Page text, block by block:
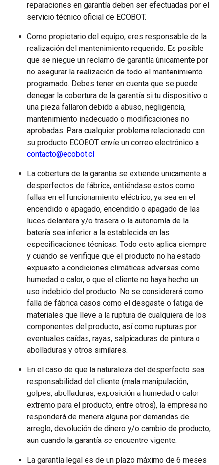
reparaciones en garantía deben ser efectuadas por el
servicio técnico oficial de ECOBOT.
Como propietario del equipo, eres responsable de la
realización del mantenimiento requerido. Es posible
que se niegue un reclamo de garantía únicamente por
no asegurar la realización de todo el mantenimiento
programado. Debes tener en cuenta que se puede
denegar la cobertura de la garantía si tu dispositivo o
una pieza fallaron debido a abuso, negligencia,
mantenimiento inadecuado o modificaciones no
aprobadas. Para cualquier problema relacionado con
su producto ECOBOT envíe un correo electrónico a
contacto@ecobot.cl
La cobertura de la garantía se extiende únicamente a
desperfectos de fábrica, entiéndase estos como
fallas en el funcionamiento eléctrico, ya sea en el
encendido o apagado, encendido o apagado de las
luces delantera y/o trasera o la autonomía de la
batería sea inferior a la establecida en las
especificaciones técnicas. Todo esto aplica siempre
y cuando se verifique que el producto no ha estado
expuesto a condiciones climáticas adversas como
humedad o calor, o que el cliente no haya hecho un
uso indebido del producto. No se considerará como
falla de fábrica casos como el desgaste o fatiga de
materiales que lleve a la ruptura de cualquiera de los
componentes del producto, así como rupturas por
eventuales caídas, rayas, salpicaduras de pintura o
abolladuras y otros similares.
En el caso de que la naturaleza del desperfecto sea
responsabilidad del cliente (mala manipulación,
golpes, abolladuras, exposición a humedad o calor
extremo para el producto, entre otros), la empresa no
responderá de manera alguna por demandas de
arreglo, devolución de dinero y/o cambio de producto,
aun cuando la garantía se encuentre vigente.
La garantía legal es de un plazo máximo de 6 meses